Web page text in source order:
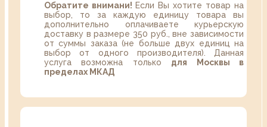
Обратите внимани! Если Вы хотите товар на
выбор, то за каждую единицу товара вы
дополнительно оплачиваете курьерскую
доставку в размере 350 руб., вне зависимости
от суммы заказа (не больше двух единиц на
выбор от одного производителя). Данная
услуга возможна только для Москвы в
пределах МКАД